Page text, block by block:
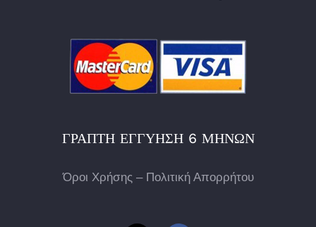
ΓΡΑΠΤΉ ΕΓΓΎΗΣΗ 6 ΜΗΝΏΝ
Όροι Χρήσης – Πολιτική Απορρήτου